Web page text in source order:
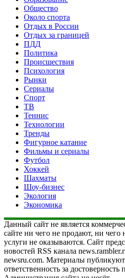
Общество
Около спорта
Отдых в России
Отдых за границей
ПДД
Политика
Происшествия
Психология
Рынки
Сериалы
Спорт
ТВ
Теннис
Технологии
Тренды
Фигурное катание
Фильмы и сериалы
Футбол
Хоккей
Шахматы
Шоу-бизнес
Экология
Экономика
Данный сайт не является
сайте ни чего не продают, ни
услуги не оказываются. Сайт
новостей RSS канала
newsru.com. Материалы
ответственность за